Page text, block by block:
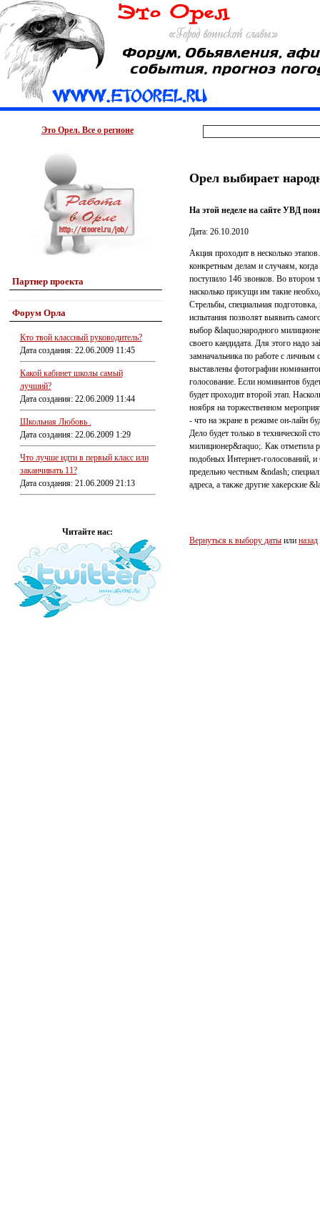
Это Орел. Все о регионе
Партнер проекта
Форум Орла
Кто твой классный руководитель?
Дата создания: 22.06.2009 11:45
Какой кабинет школы самый
лучший?
Дата создания: 22.06.2009 11:44
Школьная Любовь .
Дата создания: 22.06.2009 1:29
Что лучше идти в первый класс или
заканчивать 11?
Дата создания: 21.06.2009 21:13
Читайте нас:
Орел выбирает
На этой неделе на сайте УВД
Дата: 26.10.2010
Акция проходит в несколько
конкретным делам и случаям,
поступило 146 звонков. Во втором
насколько присущи им такие
Стрельбы, специальная
испытания позволят выявить
выбор &laquo;народного
своего кандидата. Для этого надо
замначальника по работе с
выставлены фотографии
голосование. Если номинантов
будет проходит второй этап.
ноября на торжественном
- что на экране в режиме он-лайн
Дело будет только в технической
милиционер&raquo;. Как отметила
подобных Интернет-голосований,
предельно честным &ndash;
адреса, а также другие хакерские
Вернуться к выбору даты или назад